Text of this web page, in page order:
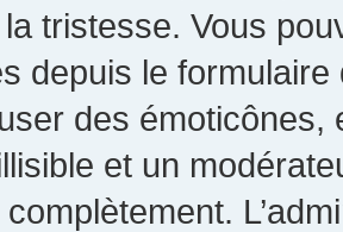
tristesse. Vous
depuis le
des
et un